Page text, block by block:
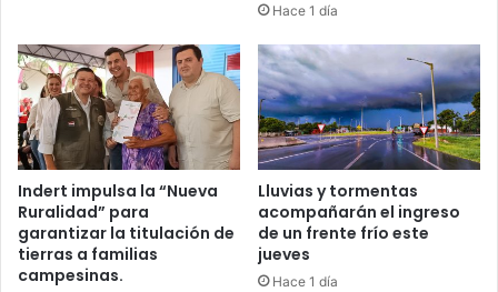
Hace 1 día
Indert impulsa la “Nueva
Ruralidad” para
garantizar la titulación de
tierras a familias
campesinas.
Lluvias y tormentas
acompañarán el ingreso
de un frente frío este
jueves
Hace 1 día